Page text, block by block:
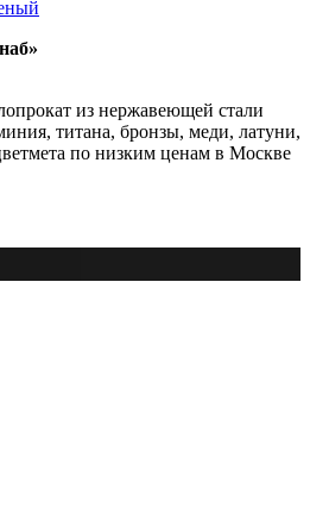
из нержавеющей стали
титана, бронзы, меди, латуни,
по низким ценам в Москве